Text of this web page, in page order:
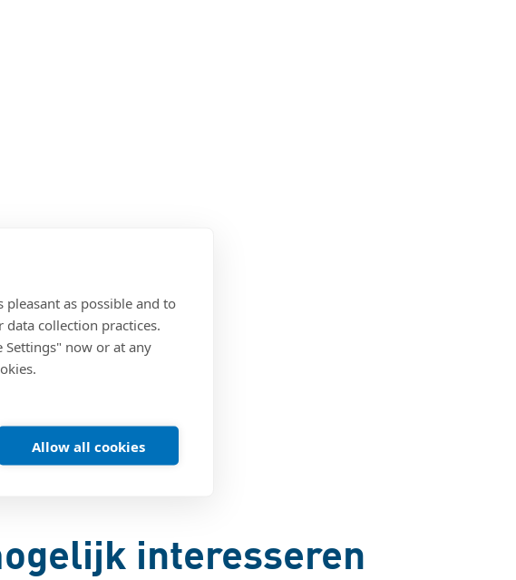
as possible and to
collection practices.
Settings" now or at any
Allow all cookies
interesseren